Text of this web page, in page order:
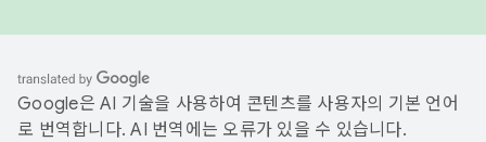
Google은 AI 기술을 사용하여 콘텐츠를 사용자의 기본 언어
로 번역합니다. AI 번역에는 오류가 있을 수 있습니다.